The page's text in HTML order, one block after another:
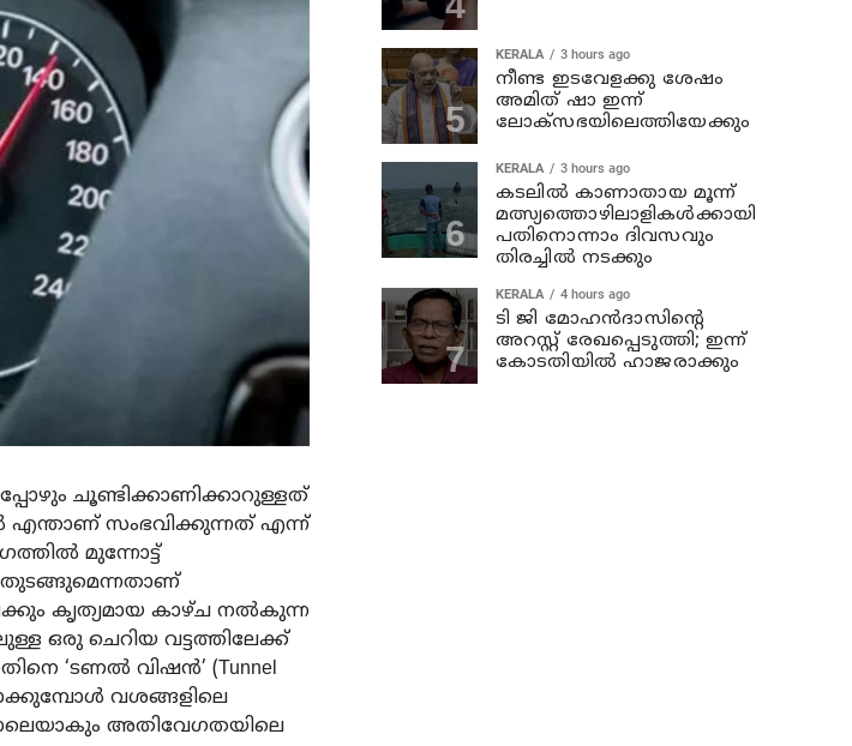
ചൂണ്ടിക്കാണിക്കാറുള്ളത്
സംഭവിക്കുന്നത് എന്ന്
മുന്നോട്ട്
തുടങ്ങുമെന്നതാണ്
കൃത്യമായ കാഴ്ച നൽകുന്ന
ഒരു ചെറിയ വട്ടത്തിലേക്ക്
‘ടണൽ വിഷൻ’ (Tunnel
വശങ്ങളിലെ
അതിവേഗതയിലെ
KERALA 3 hours ago
നീണ്ട ഇടവേളക്കു ശേഷം
അമിത് ഷാ ഇന്ന്
ലോക്‌സഭയിലെത്തിയേക്കും
KERALA 3 hours ago
കടലില്‍ കാണാതായ മൂന്ന്
മത്സ്യത്തൊഴിലാളികള്‍ക്കായി
പതിനൊന്നാം ദിവസവും
തിരച്ചില്‍ നടക്കും
KERALA 4 hours ago
ടി ജി മോഹന്‍ദാസിന്റെ
അറസ്റ്റ് രേഖപ്പെടുത്തി; ഇന്ന്
കോടതിയില്‍ ഹാജരാക്കും